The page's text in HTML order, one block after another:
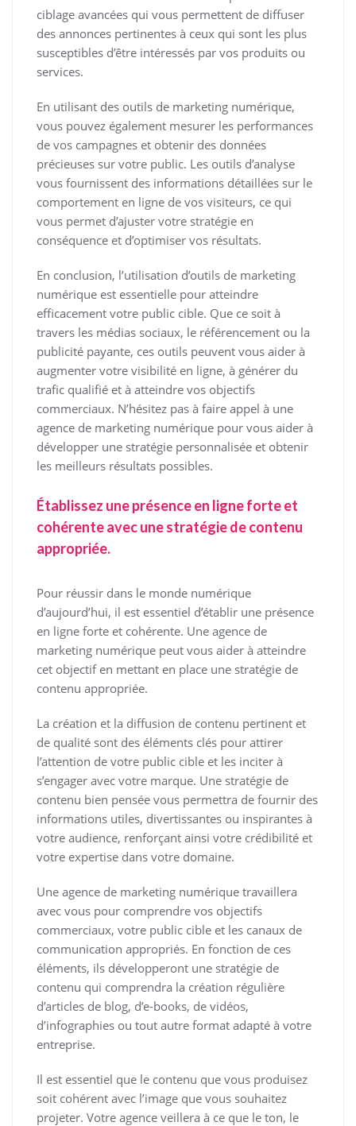
ciblage avancées qui vous permettent de diffuser
des annonces pertinentes à ceux qui sont les plus
susceptibles d’être intéressés par vos produits ou
services.
En utilisant des outils de marketing numérique,
vous pouvez également mesurer les performances
de vos campagnes et obtenir des données
précieuses sur votre public. Les outils d’analyse
vous fournissent des informations détaillées sur le
comportement en ligne de vos visiteurs, ce qui
vous permet d’ajuster votre stratégie en
conséquence et d’optimiser vos résultats.
En conclusion, l’utilisation d’outils de marketing
numérique est essentielle pour atteindre
efficacement votre public cible. Que ce soit à
travers les médias sociaux, le référencement ou la
publicité payante, ces outils peuvent vous aider à
augmenter votre visibilité en ligne, à générer du
trafic qualifié et à atteindre vos objectifs
commerciaux. N’hésitez pas à faire appel à une
agence de marketing numérique pour vous aider à
développer une stratégie personnalisée et obtenir
les meilleurs résultats possibles.
Établissez une présence en ligne forte et
cohérente avec une stratégie de contenu
appropriée.
Pour réussir dans le monde numérique
d’aujourd’hui, il est essentiel d’établir une présence
en ligne forte et cohérente. Une agence de
marketing numérique peut vous aider à atteindre
cet objectif en mettant en place une stratégie de
contenu appropriée.
La création et la diffusion de contenu pertinent et
de qualité sont des éléments clés pour attirer
l’attention de votre public cible et les inciter à
s’engager avec votre marque. Une stratégie de
contenu bien pensée vous permettra de fournir des
informations utiles, divertissantes ou inspirantes à
votre audience, renforçant ainsi votre crédibilité et
votre expertise dans votre domaine.
Une agence de marketing numérique travaillera
avec vous pour comprendre vos objectifs
commerciaux, votre public cible et les canaux de
communication appropriés. En fonction de ces
éléments, ils développeront une stratégie de
contenu qui comprendra la création régulière
d’articles de blog, d’e-books, de vidéos,
d’infographies ou tout autre format adapté à votre
entreprise.
Il est essentiel que le contenu que vous produisez
soit cohérent avec l’image que vous souhaitez
projeter. Votre agence veillera à ce que le ton, le